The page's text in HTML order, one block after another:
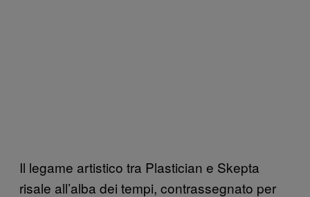
Il legame artistico tra Plastician e Skepta
risale all’alba dei tempi, contrassegnato per